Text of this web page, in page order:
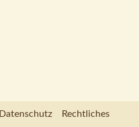
Datenschutz Rechtliches